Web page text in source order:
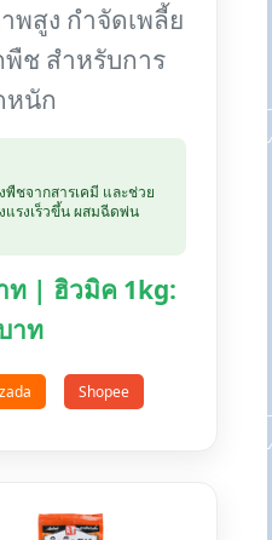
พสูง กำจัดเพลี้ย
ช สำหรับการ
หนัก
ชจากสารเคมี และช่วย
รงเร็วขึ้น ผสมฉีดพ่น
ท | ฮิวมิค 1kg:
าท
Shopee